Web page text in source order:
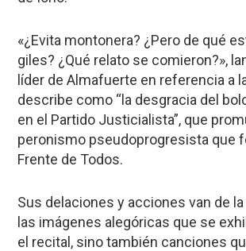
«¿Evita montonera? ¿Pero de qué
giles? ¿Qué relato se comieron?»,
líder de Almafuerte en referencia a
describe como “la desgracia del
en el Partido Justicialista”, que
peronismo pseudoprogresista que
Frente de Todos.
Sus delaciones y acciones van de
las imágenes alegóricas que se
el recital, sino también canciones